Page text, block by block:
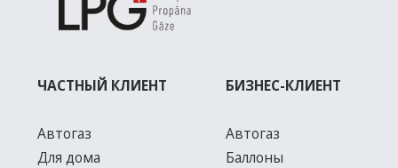
ЧАСТНЫЙ КЛИЕНТ
Автогаз
Для дома
БИЗНЕС-КЛИЕНТ
Автогаз
Баллоны